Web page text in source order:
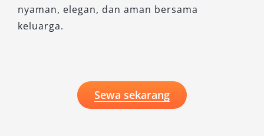
nyaman, elegan, dan aman bersama
keluarga.
Sewa sekarang